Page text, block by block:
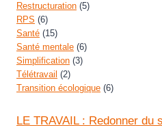
Restructuration (5)
RPS (6)
Santé (15)
Santé mentale (6)
Simplification (3)
Télétravail (2)
Transition écologique (6)
LE TRAVAIL : Redonner du